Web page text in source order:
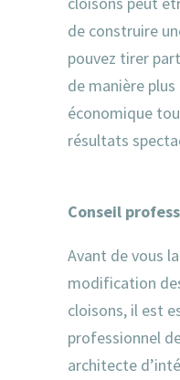
de construire
pouvez tirer
de manière plus
économique
résultats
Conseil
Avant de vous
modification
cloisons, il est
professionnel
architecte